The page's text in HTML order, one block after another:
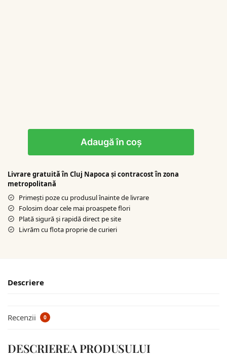
Adaugă în coș
Livrare gratuită în Cluj Napoca şi contracost în zona
metropolitană
Primești poze cu produsul înainte de livrare
Folosim doar cele mai proaspete flori
Plată sigură şi rapidă direct pe site
Livrăm cu flota proprie de curieri
Descriere
Recenzii 0
DESCRIEREA PRODUSULUI